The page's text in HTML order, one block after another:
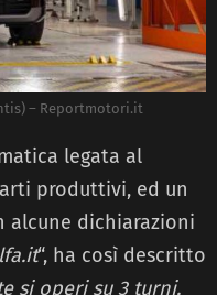
– Reportmotori.it
legata al
produttivi, ed un
alcune dichiarazioni
“, ha così descritto
si operi su 3 turni,